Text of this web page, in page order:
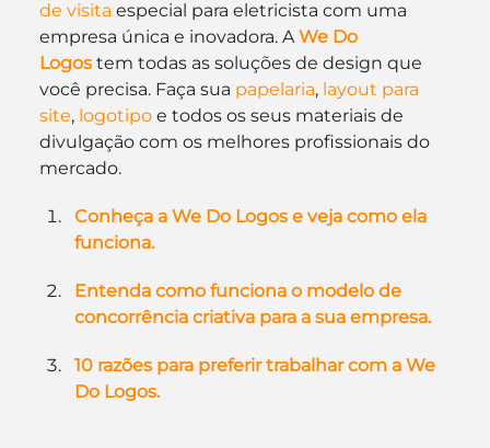
de visita especial para eletricista com uma
empresa única e inovadora. A We Do
Logos tem todas as soluções de design que
você precisa. Faça sua papelaria, layout para
site, logotipo e todos os seus materiais de
divulgação com os melhores profissionais do
mercado.
Conheça a We Do Logos e veja como ela
funciona.
Entenda como funciona o modelo de
concorrência criativa para a sua empresa.
10 razões para preferir trabalhar com a We
Do Logos.